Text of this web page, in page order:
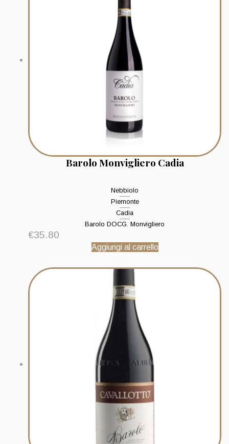
Barolo Monvigliero Cadia
Nebbiolo
Piemonte
Cadia
Barolo DOCG, Monvigliero
€35.80
Aggiungi al carrello